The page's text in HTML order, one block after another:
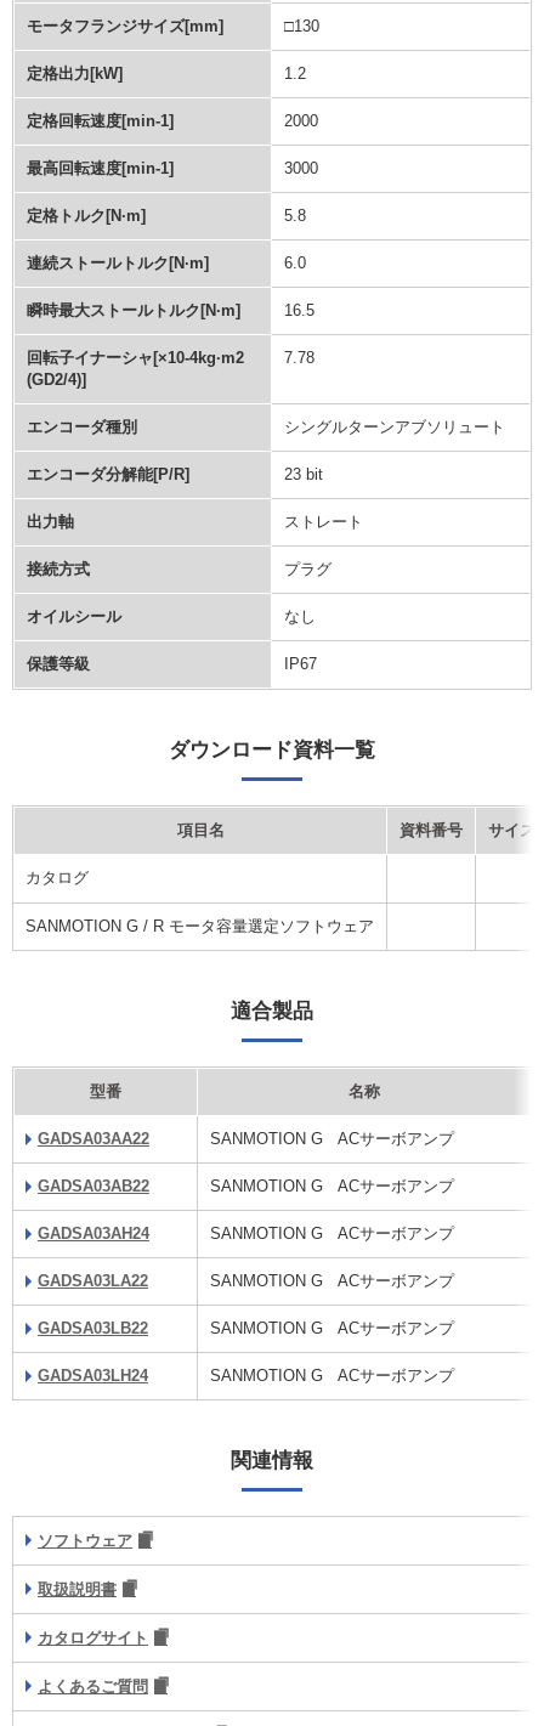
モータフランジサイズ[mm] □130
定格出力[kW] 1.2
定格回転速度[min-1] 2000
最高回転速度[min-1] 3000
定格トルク[N·m] 5.8
連続ストールトルク[N·m] 6.0
瞬時最大ストールトルク[N·m] 16.5
回転子イナーシャ[×10-4kg·m2
(GD2/4)]
7.78
エンコーダ種別 シングルターンアブソリュート
エンコーダ分解能[P/R] 23 bit
出力軸 ストレート
接続方式 プラグ
オイルシール なし
保護等級 IP67
ダウンロード資料一覧
項目名 資料番号 サイズ
カタログ
SANMOTION G / R モータ容量選定ソフトウェア
適合製品
型番 名称
GADSA03AA22 SANMOTION G ACサーボアンプ
GADSA03AB22 SANMOTION G ACサーボアンプ
GADSA03AH24 SANMOTION G ACサーボアンプ
GADSA03LA22 SANMOTION G ACサーボアンプ
GADSA03LB22 SANMOTION G ACサーボアンプ
GADSA03LH24 SANMOTION G ACサーボアンプ
関連情報
ソフトウェア
取扱説明書
カタログサイト
よくあるご質問